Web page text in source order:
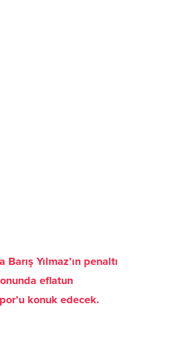
Yılmaz’ın penaltı
eflatun
konuk edecek.